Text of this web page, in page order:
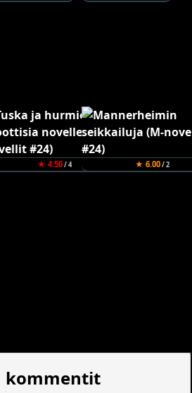
★ 4.50/ 4 ★ 6.00/ 2
kommentit